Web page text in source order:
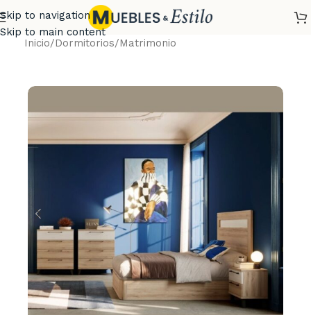
Skip to navigation
Skip to main content
Inicio/Dormitorios/Matrimonio